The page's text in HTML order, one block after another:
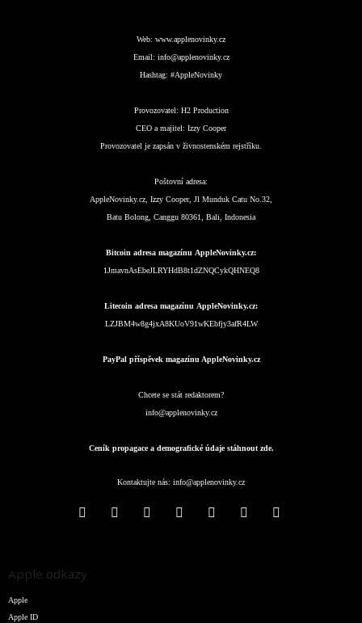
Web: www.applenovinky.cz
Email: info@applenovinky.cz
Hashtag: #AppleNovinky
Provozovatel: H2 Production
CEO a majitel: Izzy Cooper
Provozovatel je zapsán v živnostenském rejstříku.
Poštovní adresa:
AppleNovinky.cz, Izzy Cooper, Jl Munduk Catu No.32,
Batu Bolong, Canggu 80361, Bali, Indonesia
Bitcoin adresa magazínu AppleNovinky.cz:
1JmavnAsEbeJLRYHdB8t1dZNQCykQHNEQ8
Litecoin adresa magazínu AppleNovinky.cz:
LZJBM4w8g4jxA8KUoV91wKEbfjy3afR4LW
PayPal příspěvek magazínu AppleNovinky.cz
Chcete se stát redaktorem?
info@applenovinky.cz
Ceník propagace a demografické údaje stáhnout zde.
Kontaktujte nás: info@applenovinky.cz
Apple odkazy
Apple
Apple ID